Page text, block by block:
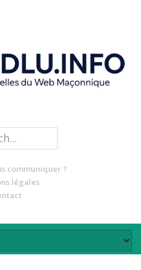
communiquer ?
légales